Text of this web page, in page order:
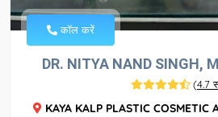
कॉल करें
DR. NITYA NAND SINGH,
(4.7
KAYA KALP PLASTIC COSMETIC